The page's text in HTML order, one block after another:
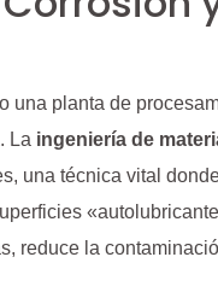
una planta de
La ingeniería de
una técnica vital
reduce la